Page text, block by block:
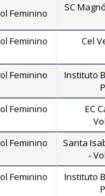
Feminino SC
Feminino
Cel
Feminino
Instituto
Feminino
EC
Feminino
Santa
-
Feminino
Instituto